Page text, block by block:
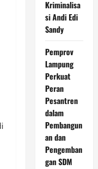
Kriminalisa
si Andi Edi
Sandy
Pemprov
Lampung
Perkuat
Peran
Pesantren
dalam
Pembangun
an dan
Pengemban
gan SDM